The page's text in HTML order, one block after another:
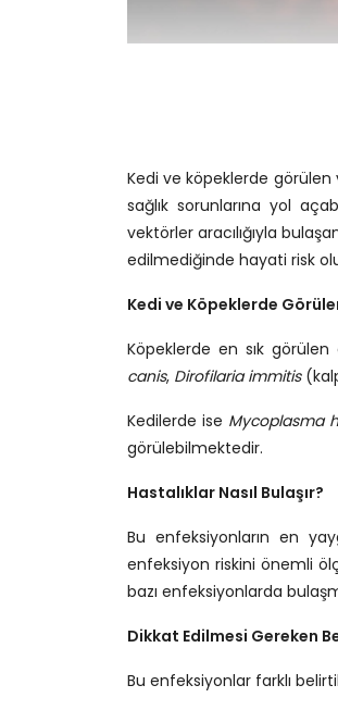
Kedi ve köpeklerde görülen
sağlık sorunlarına yol
vektörler aracılığıyla
edilmediğinde hayati risk
Kedi ve Köpeklerde
Köpeklerde en sık
canis, Dirofilaria immitis
Kedilerde ise Mycoplasma
görülebilmektedir.
Hastalıklar Nasıl Bulaşır?
Bu enfeksiyonların en
enfeksiyon riskini önemli
bazı enfeksiyonlarda
Dikkat Edilmesi Gereken
Bu enfeksiyonlar farklı